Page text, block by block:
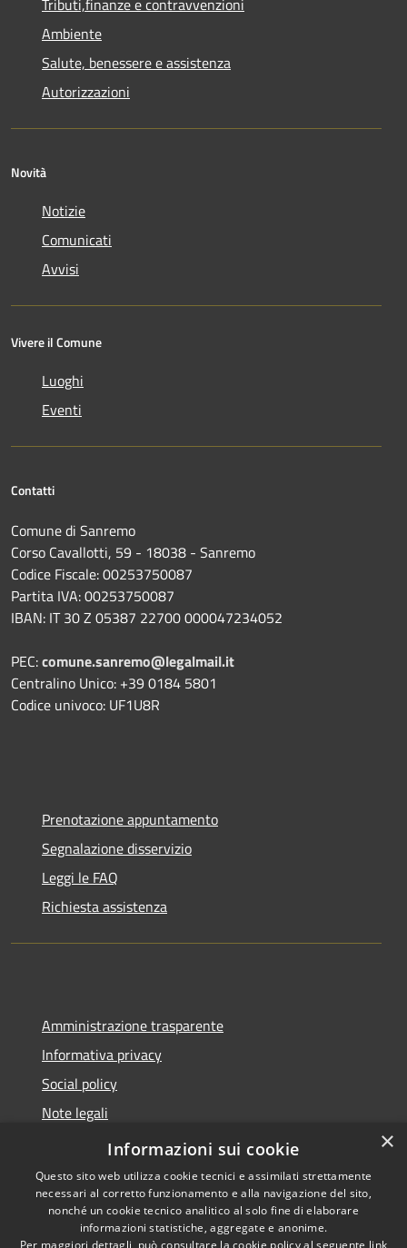
Tributi,finanze e contravvenzioni
Ambiente
Salute, benessere e assistenza
Autorizzazioni
Novità
Notizie
Comunicati
Avvisi
Vivere il Comune
Luoghi
Eventi
Contatti
Comune di Sanremo
Corso Cavallotti, 59 - 18038 - Sanremo
Codice Fiscale: 00253750087
Partita IVA: 00253750087
IBAN: IT 30 Z 05387 22700 000047234052
PEC:comune.sanremo@legalmail.it
Centralino Unico: +39 0184 5801
Codice univoco: UF1U8R
Prenotazione appuntamento
Segnalazione disservizio
Leggi le FAQ
Richiesta assistenza
Amministrazione trasparente
Informativa privacy
Social policy
Note legali
Dichiarazione di accessibilità
Copyright © 2026 • Comune di
×
Informazioni sui cookie
Questo sito web utilizza cookie tecnici e assimilati strettamente
necessari al corretto funzionamento e alla navigazione del sito,
nonché un cookie tecnico analitico al solo fine di elaborare
informazioni statistiche, aggregate e anonime.
Per maggiori dettagli, può consultare la cookie policy al seguente link